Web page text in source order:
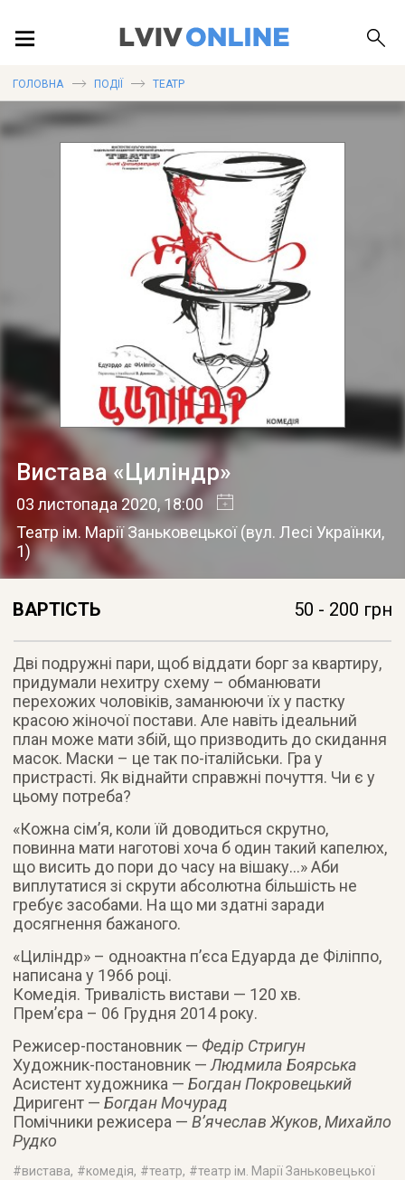
ЛОКАЦІЇ
ГОЛОВНА ПОДІЇ ТЕАТР
Вистава «Циліндр»
03 листопада 2020, 18:00
Театр ім. Марії Заньковецької (вул. Лесі Українки,
1)
ВАРТІСТЬ 50 - 200 грн
Дві подружні пари, щоб віддати борг за квартиру,
придумали нехитру схему – обманювати
перехожих чоловіків, заманюючи їх у пастку
красою жіночої постави. Але навіть ідеальний
план може мати збій, що призводить до скидання
масок. Маски – це так по-італійськи. Гра у
пристрасті. Як віднайти справжні почуття. Чи є у
цьому потреба?
«Кожна сім’я, коли їй доводиться скрутно,
повинна мати наготові хоча б один такий капелюх,
що висить до пори до часу на вішаку…» Аби
виплутатися зі скрути абсолютна більшість не
гребує засобами. На що ми здатні заради
досягнення бажаного.
«Циліндр» – одноактна п’єса Едуарда де Філіппо,
написана у 1966 році.
Комедія. Тривалість вистави — 120 хв.
Прем’єра – 06 Грудня 2014 року.
Режисер-постановник — Федір Стригун
Художник-постановник —Людмила Боярська
Асистент художника —Богдан Покровецький
Диригент —Богдан Мочурад
Помічники режисера —В’ячеслав Жуков,Михайло
Рудко
#вистава, #комедія, #театр, #театр ім. Марії Заньковецької